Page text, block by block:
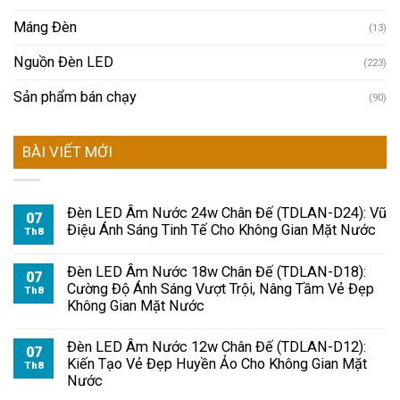
Máng Đèn (13)
Nguồn Đèn LED (223)
Sản phẩm bán chạy (90)
BÀI VIẾT MỚI
07
Th8
Đèn LED Âm Nước 24w Chân Đế (TDLAN-D24): Vũ
Điệu Ánh Sáng Tinh Tế Cho Không Gian Mặt Nước
07
Th8
Đèn LED Âm Nước 18w Chân Đế (TDLAN-D18):
Cường Độ Ánh Sáng Vượt Trội, Nâng Tầm Vẻ Đẹp
Không Gian Mặt Nước
07
Th8
Đèn LED Âm Nước 12w Chân Đế (TDLAN-D12):
Kiến Tạo Vẻ Đẹp Huyền Ảo Cho Không Gian Mặt
Nước